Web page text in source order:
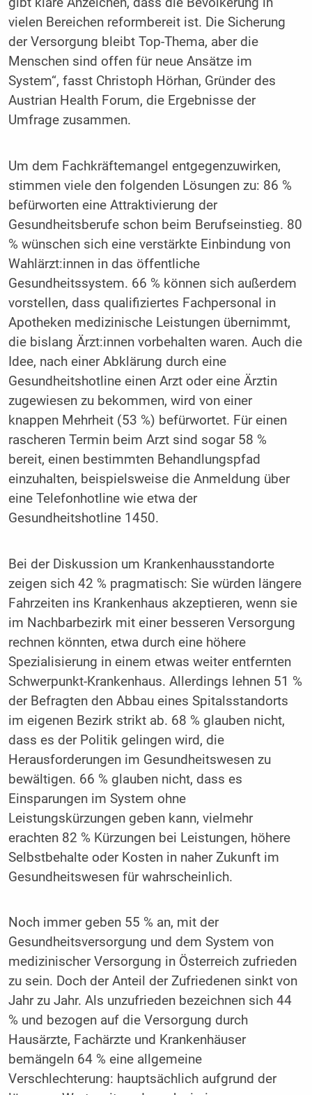
vielen Bereichen reformbereit ist. Die Sicherung
der Versorgung bleibt Top-Thema, aber die
Menschen sind offen für neue Ansätze im
System“, fasst Christoph Hörhan, Gründer des
Austrian Health Forum, die Ergebnisse der
Umfrage zusammen.
Um dem Fachkräftemangel entgegenzuwirken,
stimmen viele den folgenden Lösungen zu: 86 %
befürworten eine Attraktivierung der
Gesundheitsberufe schon beim Berufseinstieg. 80
% wünschen sich eine verstärkte Einbindung von
Wahlärzt:innen in das öffentliche
Gesundheitssystem. 66 % können sich außerdem
vorstellen, dass qualifiziertes Fachpersonal in
Apotheken medizinische Leistungen übernimmt,
die bislang Ärzt:innen vorbehalten waren. Auch die
Idee, nach einer Abklärung durch eine
Gesundheitshotline einen Arzt oder eine Ärztin
zugewiesen zu bekommen, wird von einer
knappen Mehrheit (53 %) befürwortet. Für einen
rascheren Termin beim Arzt sind sogar 58 %
bereit, einen bestimmten Behandlungspfad
einzuhalten, beispielsweise die Anmeldung über
eine Telefonhotline wie etwa der
Gesundheitshotline 1450.
Bei der Diskussion um Krankenhausstandorte
zeigen sich 42 % pragmatisch: Sie würden längere
Fahrzeiten ins Krankenhaus akzeptieren, wenn sie
im Nachbarbezirk mit einer besseren Versorgung
rechnen könnten, etwa durch eine höhere
Spezialisierung in einem etwas weiter entfernten
Schwerpunkt-Krankenhaus. Allerdings lehnen 51 %
der Befragten den Abbau eines Spitalsstandorts
im eigenen Bezirk strikt ab. 68 % glauben nicht,
dass es der Politik gelingen wird, die
Herausforderungen im Gesundheitswesen zu
bewältigen. 66 % glauben nicht, dass es
Einsparungen im System ohne
Leistungskürzungen geben kann, vielmehr
erachten 82 % Kürzungen bei Leistungen, höhere
Selbstbehalte oder Kosten in naher Zukunft im
Gesundheitswesen für wahrscheinlich.
Noch immer geben 55 % an, mit der
Gesundheitsversorgung und dem System von
medizinischer Versorgung in Österreich zufrieden
zu sein. Doch der Anteil der Zufriedenen sinkt von
Jahr zu Jahr. Als unzufrieden bezeichnen sich 44
% und bezogen auf die Versorgung durch
Hausärzte, Fachärzte und Krankenhäuser
bemängeln 64 % eine allgemeine
Verschlechterung: hauptsächlich aufgrund der